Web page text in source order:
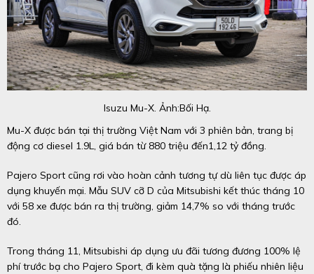
Isuzu Mu-X. Ảnh:Bối Hạ.
Mu-X được bán tại thị trường Việt Nam với 3 phiên bản, trang bị
động cơ diesel 1.9L, giá bán từ 880 triệu đến1,12 tỷ đồng.
Pajero Sport cũng rơi vào hoàn cảnh tương tự dù liên tục được áp
dụng khuyến mại. Mẫu SUV cỡ D của Mitsubishi kết thúc tháng 10
với 58 xe được bán ra thị trường, giảm 14,7% so với tháng trước
đó.
Trong tháng 11, Mitsubishi áp dụng ưu đãi tương đương 100% lệ
phí trước bạ cho Pajero Sport, đi kèm quà tặng là phiếu nhiên liệu